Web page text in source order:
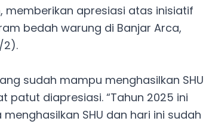
memberikan apresiasi atas inisiatif
bedah warung di Banjar Arca,
2).
sudah mampu menghasilkan SHU
patut diapresiasi. “Tahun 2025 ini
SHU dan hari ini sudah